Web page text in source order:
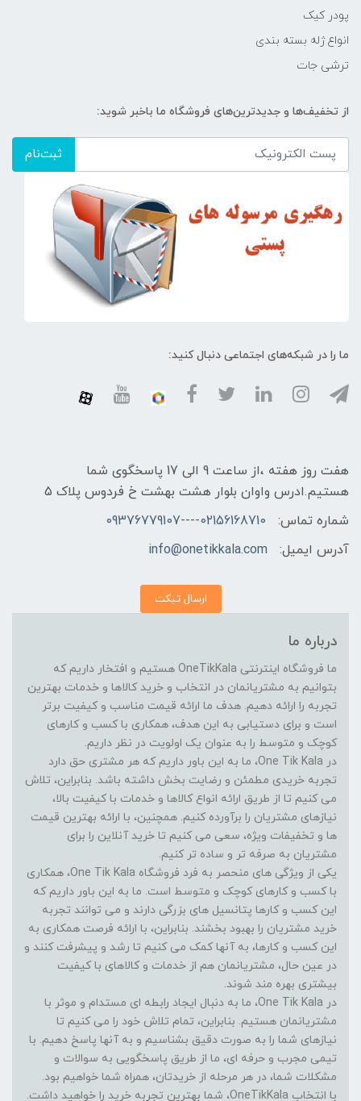
پودر کیک
انواع ژله بسته بندی
ترشی جات
از تخفیف‌ها و جدیدترین‌های فروشگاه ما باخبر شوید:
ثبت‌نام
ما را در شبکه‌های اجتماعی دنبال کنید:
هفت روز هفته ،از ساعت 9 الی 17 پاسخگوی شما
هستیم.ادرس واوان بلوار هشت بهشت خ فردوس پلاک 5
شماره تماس:
02156168710----09376779107
آدرس ایمیل:
info@onetikkala.com
ارسال تیکت
درباره ما
ما فروشگاه اینترنتی OneTikKala هستیم و افتخار داریم که
بتوانیم به مشتریانمان در انتخاب و خرید کالاها و خدمات بهترین
تجربه را ارائه دهیم. هدف ما ارائه قیمت مناسب و کیفیت برتر
است و برای دستیابی به این هدف، همکاری با کسب و کارهای
کوچک و متوسط را به عنوان یک اولویت در نظر داریم.
در One Tik Kala، ما به این باور داریم که هر مشتری حق دارد
تجربه خریدی مطمئن و رضایت بخش داشته باشد. بنابراین، تلاش
می کنیم تا از طریق ارائه انواع کالاها و خدمات با کیفیت بالا،
نیازهای مشتریان را برآورده کنیم. همچنین، با ارائه بهترین قیمت
ها و تخفیفات ویژه، سعی می کنیم تا خرید آنلاین را برای
مشتریان به صرفه تر و ساده تر کنیم.
یکی از ویژگی های منحصر به فرد فروشگاه One Tik Kala، همکاری
با کسب و کارهای کوچک و متوسط است. ما به این باور داریم که
این کسب و کارها پتانسیل های بزرگی دارند و می توانند تجربه
خرید مشتریان را بهبود بخشند. بنابراین، با ارائه فرصت همکاری به
این کسب و کارها، به آنها کمک می کنیم تا رشد و پیشرفت کنند و
در عین حال، مشتریانمان هم از خدمات و کالاهای با کیفیت
بیشتری بهره مند شوند.
در One Tik Kala، ما به دنبال ایجاد رابطه ای مستدام و موثر با
مشتریانمان هستیم. بنابراین، تمام تلاش خود را می کنیم تا
نیازهای شما را به صورت دقیق بشناسیم و به آنها پاسخ دهیم. با
تیمی مجرب و حرفه ای، ما از طریق پاسخگویی به سوالات و
مشکلات شما، در هر مرحله از خریدتان، همراه شما خواهیم بود.
با انتخاب OneTikKala، شما بهترین تجربه خرید را خواهید داشت.